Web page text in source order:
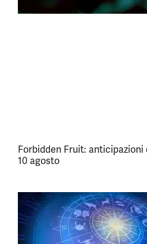
Forbidden Fruit:
10 agosto